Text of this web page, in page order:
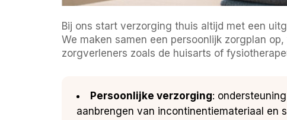
Bij ons start verzorging thuis altijd met een
We maken samen een persoonlijk zorgplan
zorgverleners zoals de huisarts of
Persoonlijke verzorging:
aanbrengen van incontinentiemateriaal en